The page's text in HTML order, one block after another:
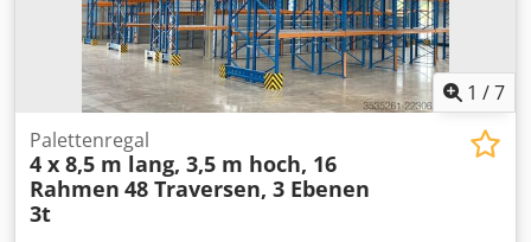
1 /7
Palettenregal
4 x 8,5 m lang, 3,5 m hoch, 16
Rahmen 48 Traversen, 3 Ebenen
3t